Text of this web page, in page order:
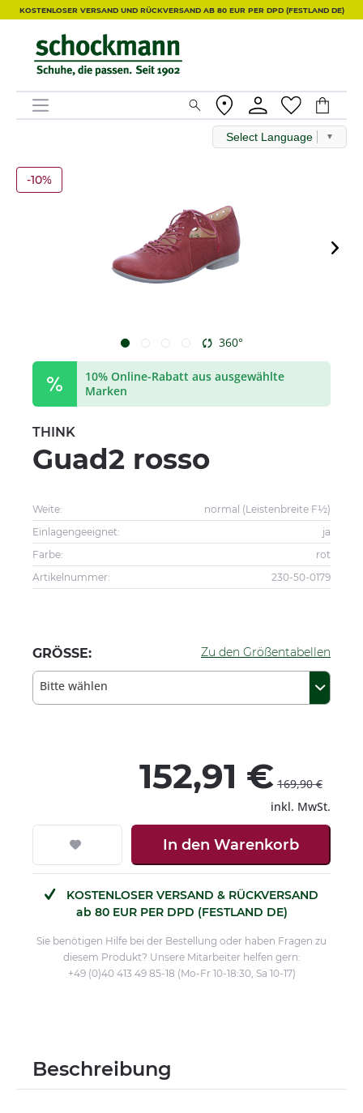
KOSTENLOSER VERSAND UND RÜCKVERSAND AB 80 EUR PER DPD (FESTLAND DE)
Select Language ▼
-10%
360°
10% Online-Rabatt aus ausgewählte
Marken
THINK
Guad2 rosso
Weite:
normal (Leistenbreite F½)
Einlagengeeignet:
ja
Farbe:
rot
Artikelnummer:
230-50-0179
GRÖSSE: Zu den Größentabellen
Bitte wählen
152,91 € 169,90 €
inkl. MwSt.
In den Warenkorb
KOSTENLOSER VERSAND & RÜCKVERSAND
ab 80 EUR PER DPD (FESTLAND DE)
Sie benötigen Hilfe bei der Bestellung oder haben Fragen zu
diesem Produkt? Unsere Mitarbeiter helfen gern:
+49 (0)40 413 49 85-18 (Mo-Fr 10-18:30, Sa 10-17)
Beschreibung